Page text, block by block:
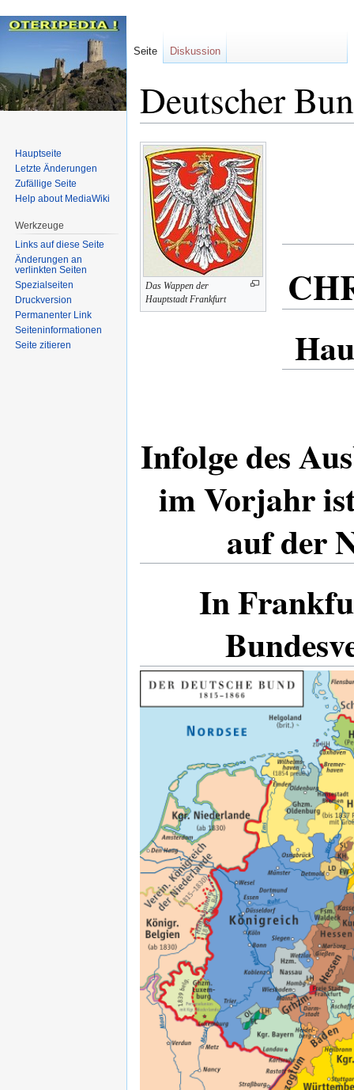
Deutscher
Zur
Navigation
springen
Zur
Suche
springen
Das Wappen der
Hauptstadt Frankfurt
Infolge des
im Vorjahr
auf der
In
Seite Diskussion
Hauptseite
Letzte Änderungen
Zufällige Seite
Help about MediaWiki
Werkzeuge
Links auf diese Seite
Änderungen an
verlinkten Seiten
Spezialseiten
Druckversion
Permanenter Link
Seiten­informationen
Seite zitieren